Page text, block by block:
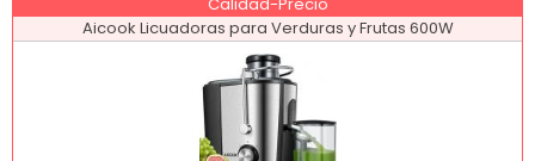
Aicook Licuadoras para Verduras y Frutas 600W